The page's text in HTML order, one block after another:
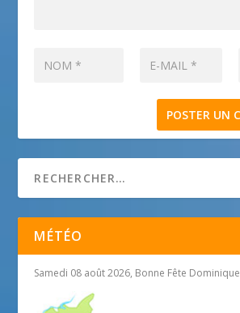
MÉTÉO
Samedi 08 août 2026, Bonne Fête Dominique